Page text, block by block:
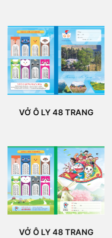
VỞ Ô LY 48 TRANG
VỞ Ô LY 48 TRANG